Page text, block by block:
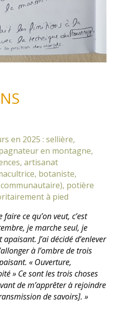
en 2025 : sellière,
en montagne,
artisanat
botaniste,
potière
à pied
ce qu’on veut, c’est
je marche seul, je
J’ai décidé d’enlever
à l’ombre de trois
« Ouverture,
» Ce sont les trois choses
de m’apprêter à rejoindre
de savoirs]. »